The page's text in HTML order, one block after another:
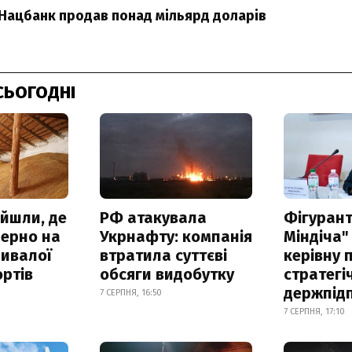
продав понад мільярд доларів
де
на
РФ атакувала
Укрнафту: компанія
втратила суттєві
обсяги видобутку
7 СЕРПНЯ, 16:50
керівну
7 СЕРПНЯ, 17:10